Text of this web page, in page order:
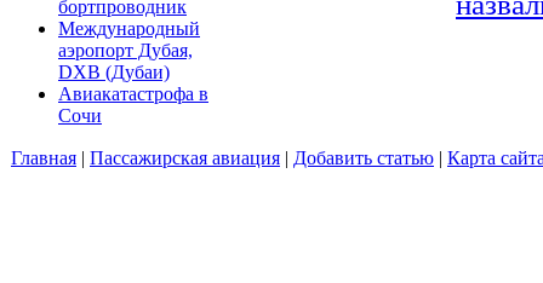
бортпроводник
Международный
аэропорт Дубая,
DXB (Дубаи)
Авиакатастрофа в
Сочи
Главная | Пассажирская авиация | Добавить статью | Карта